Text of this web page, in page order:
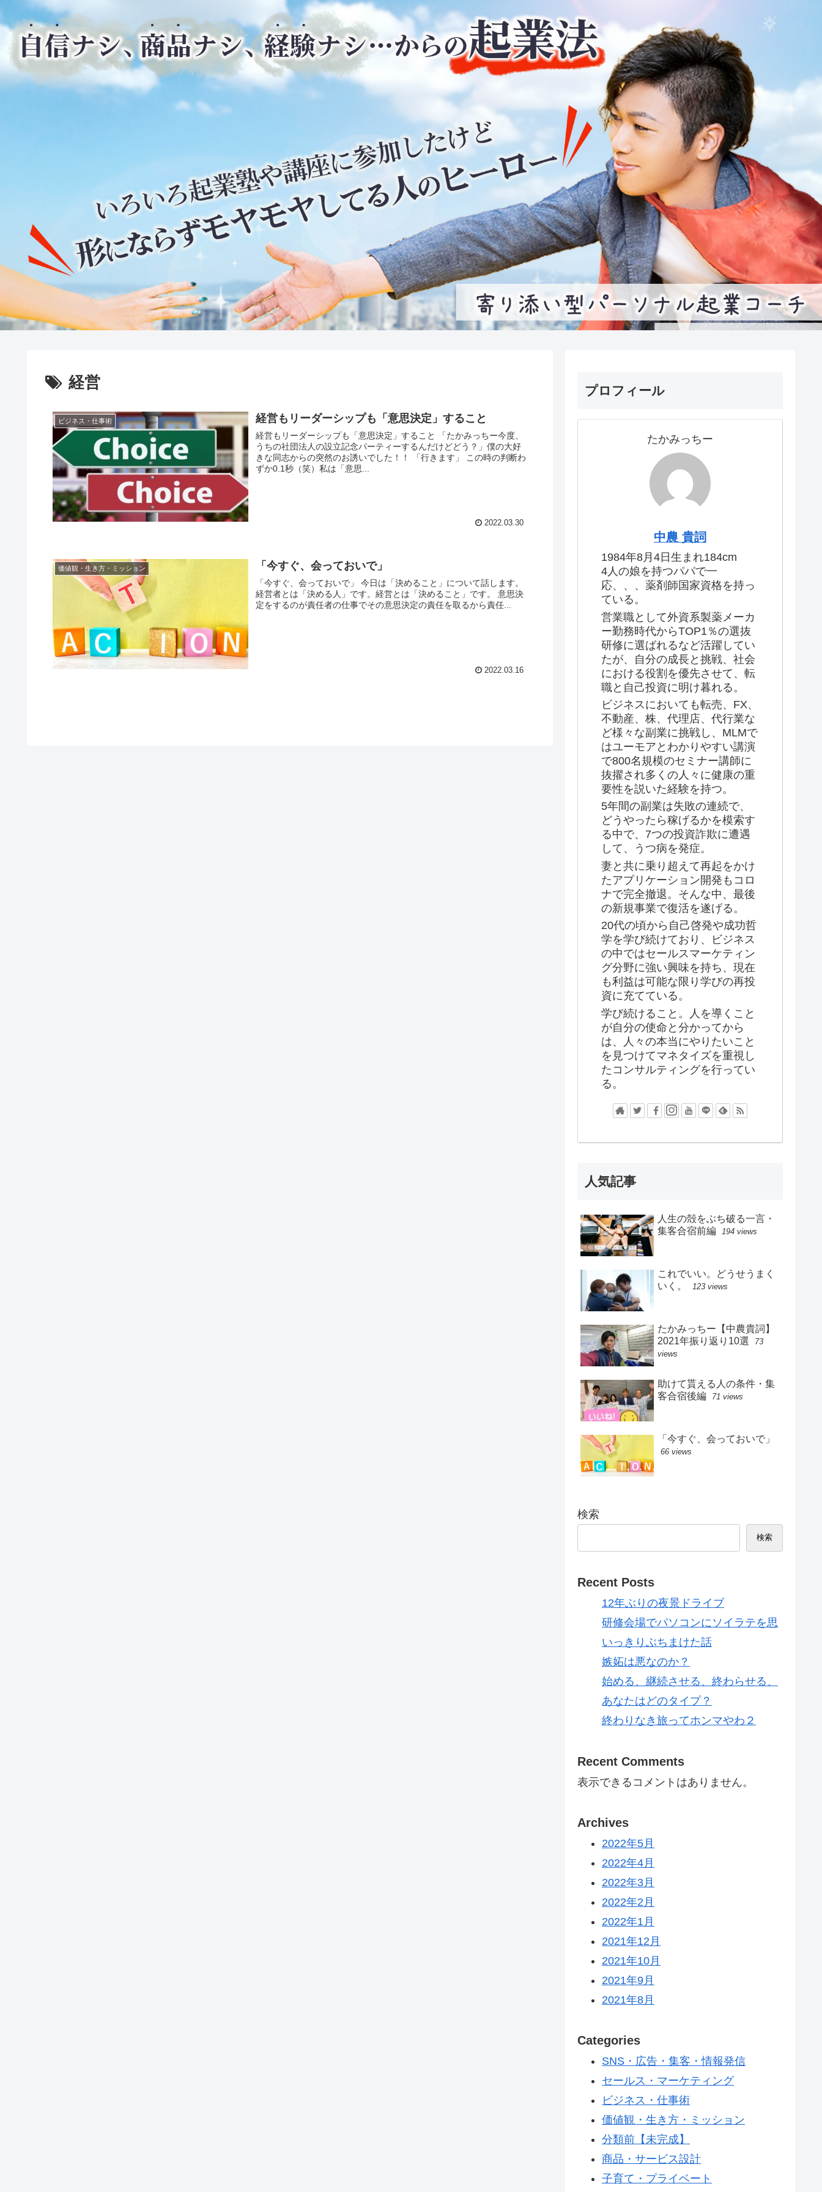
経営
ビジネス・仕事術 経営もリーダーシップも「意思決定」すること
経営もリーダーシップも「意思決定」すること 「たかみっちー今度、
うちの社団法人の設立記念パーティーするんだけどどう？」僕の大好
きな同志からの突然のお誘いでした！！ 「行きます」 この時の判断わ
ずか0.1秒（笑）私は「意思...
2022.03.30
価値観・生き方・ミッション 「今すぐ、会っておいで」
「今すぐ、会っておいで」 今日は「決めること」について話します。
経営者とは「決める人」です。経営とは「決めること」です。 意思決
定をするのが責任者の仕事でその意思決定の責任を取るから責任...
2022.03.16
プロフィール
たかみっちー
中農 貴詞
1984年8月4日生まれ184cm
4人の娘を持つパパで一
応、、、薬剤師国家資格を持っ
ている。
営業職として外資系製薬メーカ
ー勤務時代からTOP1％の選抜
研修に選ばれるなど活躍してい
たが、自分の成長と挑戦、社会
における役割を優先させて、転
職と自己投資に明け暮れる。
ビジネスにおいても転売、FX、
不動産、株、代理店、代行業な
ど様々な副業に挑戦し、MLMで
はユーモアとわかりやすい講演
で800名規模のセミナー講師に
抜擢され多くの人々に健康の重
要性を説いた経験を持つ。
5年間の副業は失敗の連続で、
どうやったら稼げるかを模索す
る中で、7つの投資詐欺に遭遇
して、うつ病を発症。
妻と共に乗り超えて再起をかけ
たアプリケーション開発もコロ
ナで完全撤退。そんな中、最後
の新規事業で復活を遂げる。
20代の頃から自己啓発や成功哲
学を学び続けており、ビジネス
の中ではセールスマーケティン
グ分野に強い興味を持ち、現在
も利益は可能な限り学びの再投
資に充てている。
学び続けること。人を導くこと
が自分の使命と分かってから
は、人々の本当にやりたいこと
を見つけてマネタイズを重視し
たコンサルティングを行ってい
る。
人気記事
人生の殻をぶち破る一言・
集客合宿前編 194 views
これでいい。どうせうまく
いく。
123 views
たかみっちー【中農貴詞】
2021年振り返り10選
73
views
助けて貰える人の条件・集
客合宿後編
71 views
「今すぐ、会っておいで」
66 views
検索
検索
Recent Posts
12年ぶりの夜景ドライブ
研修会場でパソコンにソイラテを思
いっきりぶちまけた話
嫉妬は悪なのか？
始める、継続させる、終わらせる、
あなたはどのタイプ？
終わりなき旅ってホンマやわ２
Recent Comments
表示できるコメントはありません。
Archives
2022年5月
2022年4月
2022年3月
2022年2月
2022年1月
2021年12月
2021年10月
2021年9月
2021年8月
Categories
SNS・広告・集客・情報発信
セールス・マーケティング
ビジネス・仕事術
価値観・生き方・ミッション
分類前【未完成】
商品・サービス設計
子育て・プライベート